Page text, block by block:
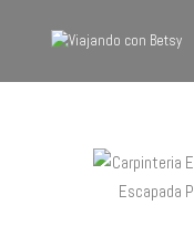
Inicio
Blog